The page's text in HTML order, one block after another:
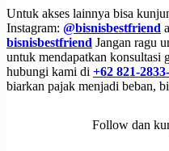
Untuk akses lainnya bisa
Instagram: @bisnisbestfriend
bisnisbestfriend Jangan ragu
untuk mendapatkan konsultasi
hubungi kami di +62 821-
biarkan pajak menjadi beban,
Follow dan